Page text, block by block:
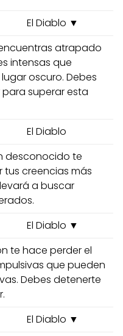
El Diablo ▼
atrapado
intensas que
oscuro. Debes
superar esta
El Diablo
desconocido te
creencias más
a buscar
El Diablo ▼
te hace perder el
que pueden
Debes detenerte
El Diablo ▼